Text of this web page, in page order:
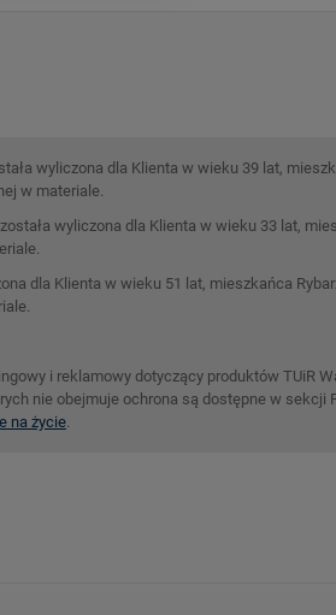
wyliczona dla Klienta w wieku 39 lat,
w materiale.
wyliczona dla Klienta w wieku 33 lat,
dla Klienta w wieku 51 lat, mieszkańca
i reklamowy dotyczący produktów TUiR
nie obejmuje ochrona są dostępne w sekcji
na życie